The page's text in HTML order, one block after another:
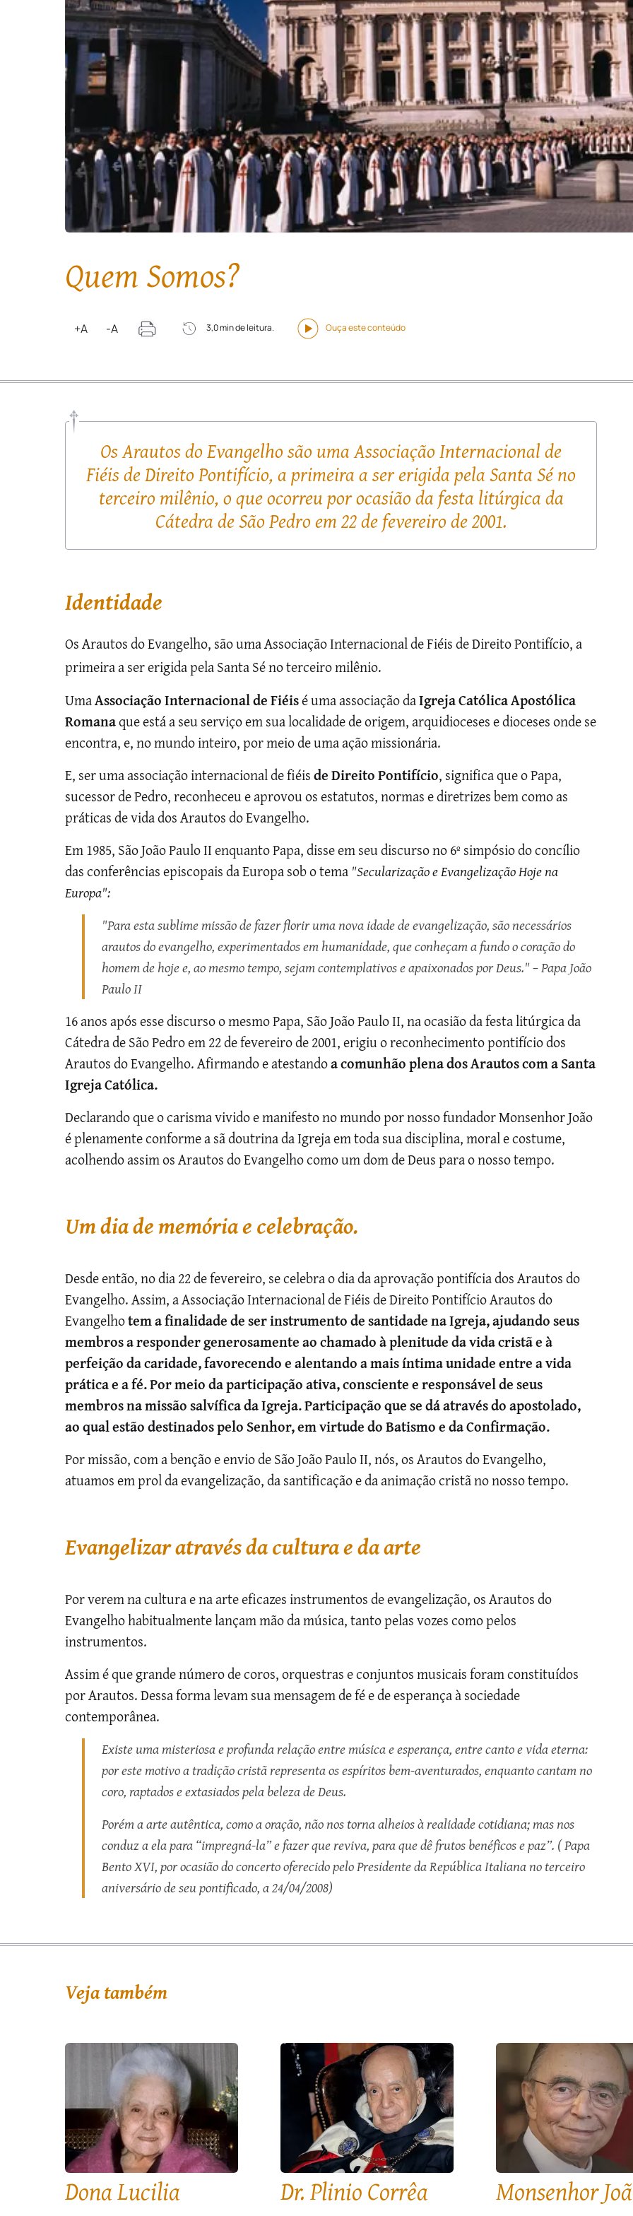
Quem Somos?
+A -A 3,0 min de leitura. Ouça este conteúdo
Os Arautos do Evangelho são uma Associação Internacional de
Fiéis de Direito Pontifício, a primeira a ser erigida pela Santa Sé no
terceiro milênio, o que ocorreu por ocasião da festa litúrgica da
Cátedra de São Pedro em 22 de fevereiro de 2001.
Identidade
Os Arautos do Evangelho, são uma Associação Internacional de Fiéis de Direito Pontifício, a
primeira a ser erigida pela Santa Sé no terceiro milênio.
UmaAssociação Internacional de Fiéisé uma associação daIgreja Católica Apostólica
Romanaque está a seu serviço em sua localidade de origem, arquidioceses e dioceses onde se
encontra, e, no mundo inteiro, por meio de uma ação missionária.
E, ser uma associação internacional de fiéisde Direito Pontifício, significa que o Papa,
sucessor de Pedro, reconheceu e aprovou os estatutos, normas e diretrizes bem como as
práticas de vida dos Arautos do Evangelho.
Em 1985, São João Paulo II enquanto Papa, disse em seu discurso no 6º simpósio do concílio
das conferências episcopais da Europa sob o tema "Secularização e Evangelização Hoje na
Europa":
"Para esta sublime missão de fazer florir uma nova idade de evangelização, são necessários
arautos do evangelho, experimentados em humanidade, que conheçam a fundo o coração do
homem de hoje e, ao mesmo tempo, sejam contemplativos e apaixonados por Deus." – Papa João
Paulo II
16 anos após esse discurso o mesmo Papa, São João Paulo II, na ocasião da festa litúrgica da
Cátedra de São Pedro em 22 de fevereiro de 2001, erigiu o reconhecimento pontifício dos
Arautos do Evangelho. Afirmando e atestandoa comunhão plena dos Arautos com a Santa
Igreja Católica.
Declarando que o carisma vivido e manifesto no mundo por nosso fundador Monsenhor João
é plenamente conforme a sã doutrina da Igreja em toda sua disciplina, moral e costume,
acolhendo assim os Arautos do Evangelho como um dom de Deus para o nosso tempo.
Um dia de memória e celebração.
Desde então, no dia 22 de fevereiro, se celebra o dia da aprovação pontifícia dos Arautos do
Evangelho. Assim, a Associação Internacional de Fiéis de Direito Pontifício Arautos do
Evangelhotem a finalidade de ser instrumento de santidade na Igreja, ajudando seus
membros a responder generosamente ao chamado à plenitude da vida cristã e à
perfeição da caridade, favorecendo e alentando a mais íntima unidade entre a vida
prática e a fé.Por meio da participação ativa, consciente e responsável de seus
membros na missão salvífica da Igreja. Participação que se dá através do apostolado,
ao qual estão destinados pelo Senhor, em virtude do Batismo e da Confirmação.
Por missão, com a benção e envio de São João Paulo II, nós, os Arautos do Evangelho,
atuamos em prol da evangelização, da santificação e da animação cristã no nosso tempo.
Evangelizar através da cultura e da arte
Por verem na cultura e na arte eficazes instrumentos de evangelização, os Arautos do
Evangelho habitualmente lançam mão da música, tanto pelas vozes como pelos
instrumentos.
Assim é que grande número de coros, orquestras e conjuntos musicais foram constituídos
por Arautos. Dessa forma levam sua mensagem de fé e de esperança à sociedade
contemporânea.
Existe uma misteriosa e profunda relação entre música e esperança, entre canto e vida eterna:
por este motivo a tradição cristã representa os espíritos bem-aventurados, enquanto cantam no
coro, raptados e extasiados pela beleza de Deus.
Porém a arte autêntica, como a oração, não nos torna alheios à realidade cotidiana; mas nos
conduz a ela para “impregná-la” e fazer que reviva, para que dê frutos benéficos e paz”. ( Papa
Bento XVI, por ocasião do concerto oferecido pelo Presidente da República Italiana no terceiro
aniversário de seu pontificado, a 24/04/2008)
Veja também
Dona Lucilia
Dr. Plinio Corrêa
Monsenhor